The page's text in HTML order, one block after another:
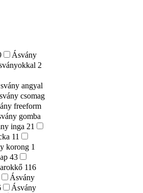
Ásvány
2
angyal
csomag
freeform
gomba
inga 21
11
korong 1
43
116
Ásvány
Ásvány